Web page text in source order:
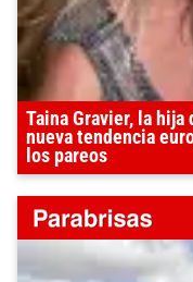
Taina Gravier, la hija
nueva tendencia
los pareos